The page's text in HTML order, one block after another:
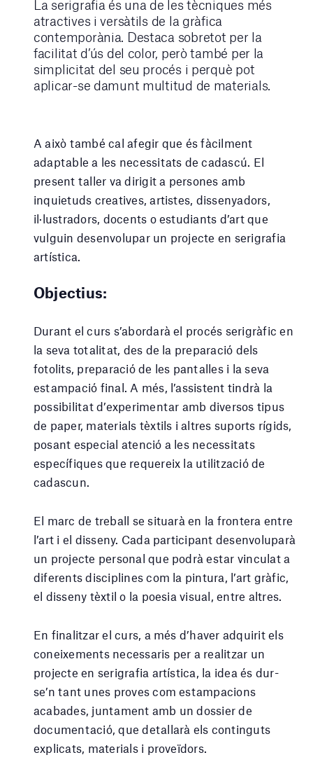
La serigrafia és una de les tècniques més
atractives i versàtils de la gràfica
contemporània. Destaca sobretot per la
facilitat d’ús del color, però també per la
simplicitat del seu procés i perquè pot
aplicar-se damunt multitud de materials.
A això també cal afegir que és fàcilment
adaptable a les necessitats de cadascú. El
present taller va dirigit a persones amb
inquietuds creatives, artistes, dissenyadors,
il·lustradors, docents o estudiants d’art que
vulguin desenvolupar un projecte en serigrafia
artística.
Objectius:
Durant el curs s’abordarà el procés serigràfic en
la seva totalitat, des de la preparació dels
fotolits, preparació de les pantalles i la seva
estampació final. A més, l’assistent tindrà la
possibilitat d’experimentar amb diversos tipus
de paper, materials tèxtils i altres suports rígids,
posant especial atenció a les necessitats
específiques que requereix la utilització de
cadascun.
El marc de treball se situarà en la frontera entre
l’art i el disseny. Cada participant desenvoluparà
un projecte personal que podrà estar vinculat a
diferents disciplines com la pintura, l’art gràfic,
el disseny tèxtil o la poesia visual, entre altres.
En finalitzar el curs, a més d’haver adquirit els
coneixements necessaris per a realitzar un
projecte en serigrafia artística, la idea és dur-
se’n tant unes proves com estampacions
acabades, juntament amb un dossier de
documentació, que detallarà els continguts
explicats, materials i proveïdors.